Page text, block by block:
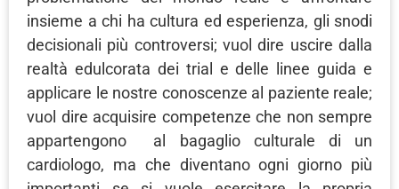
insieme a chi ha cultura ed esperienza, gli snodi
decisionali più controversi; vuol dire uscire dalla
realtà edulcorata dei trial e delle linee guida e
applicare le nostre conoscenze al paziente reale;
vuol dire acquisire competenze che non sempre
appartengono al bagaglio culturale di un
cardiologo, ma che diventano ogni giorno più